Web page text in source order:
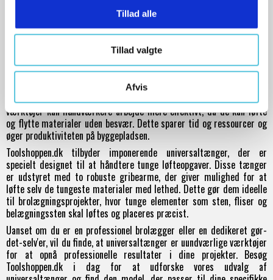
Tillad alle
Tillad valgte
Afvis
Sikkerhed er altid en prioritet på byggepladsen, og universaltænger
er designet med brugernes sikkerhed i tankerne. De har ofte
sikkerhedsfunktioner, der beskytter brugerne mod skader og ulykker
under arbejdet. Dette gør dem til pålidelige og sikre værktøjer at
Effektivitet er en anden vigtig faktor, når det kommer til
brolægningsarbejde. Universaltænger øger arbejdseffektiviteten ved
at gøre opgaver lettere og mere effektive. Ved at bruge disse
værktøjer kan håndværkere arbejde mere effektivt, da de kan løfte
og flytte materialer uden besvær. Dette sparer tid og ressourcer og
øger produktiviteten på byggepladsen.
Toolshoppen.dk tilbyder imponerende universaltænger, der er
specielt designet til at håndtere tunge løfteopgaver. Disse tænger
er udstyret med to robuste gribearme, der giver mulighed for at
løfte selv de tungeste materialer med lethed. Dette gør dem ideelle
til brolægningsprojekter, hvor tunge elementer som sten, fliser og
belægningssten skal løftes og placeres præcist.
Uanset om du er en professionel brolægger eller en dedikeret gør-
det-selv'er, vil du finde, at universaltænger er uundværlige værktøjer
for at opnå professionelle resultater i dine projekter. Besøg
Toolshoppen.dk i dag for at udforske vores udvalg af